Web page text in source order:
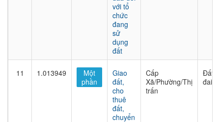
với tổ
chức
đang
sử
dụng
đất
11 1.013949
Một
phần
Giao
đất,
cho
thuê
đất,
chuyển
Cấp
Xã/Phường/Thị
trấn
Đất
đai